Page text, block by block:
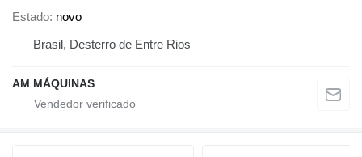
Estado novo
Brasil, Desterro de Entre Rios
AM MÁQUINAS